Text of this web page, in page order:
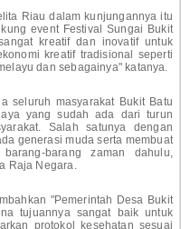
Riau dalam kunjungannya itu
event Festival Sungai Bukit
kreatif dan inovatif untuk
kreatif tradisional seperti
dan sebagainya" katanya.
seluruh masyarakat Bukit Batu
yang sudah ada dari turun
Salah satunya dengan
generasi muda serta membuat
barang zaman dahulu,
Raja Negara.
"Pemerintah Desa Bukit
tujuannya sangat baik untuk
protokol kesehatan sesuai